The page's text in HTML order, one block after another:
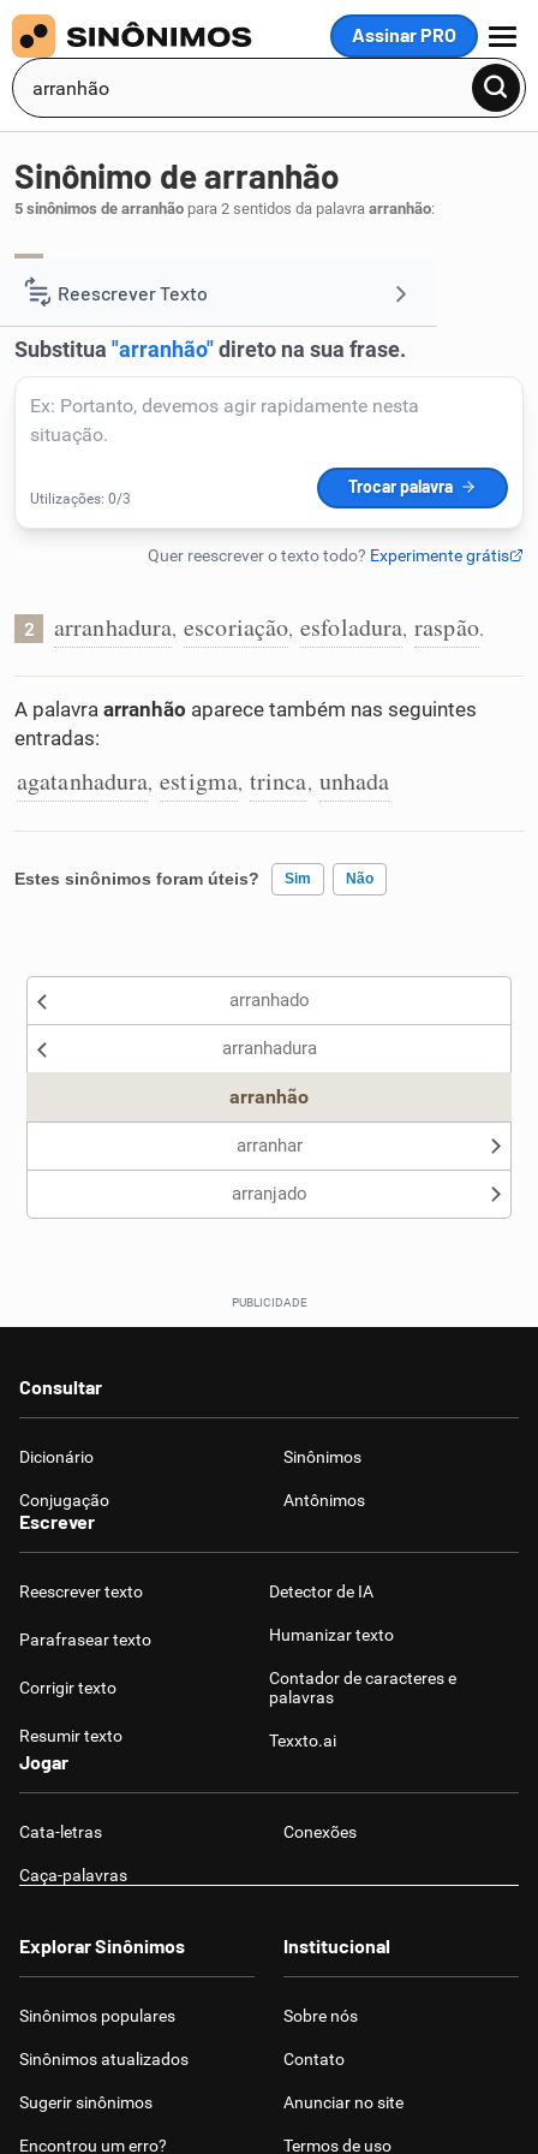
Assinar PRO
MENU
Reescrever Texto
Resumir Texto
Corrigir Texto
Detector de IA
Humanizador de IA
Cata-letras
Caça-palavras
Sinônimo de arranhão
5 sinônimos de arranhão para 2 sentidos da palavra arranhão:
2 arranhadura, escoriação, esfoladura, raspão.
A palavra arranhão aparece também nas seguintes
entradas:
agatanhadura, estigma, trinca, unhada
Estes sinônimos foram úteis? Sim Não
Nenhum dos sinônimos apresentados me ajudou
arranhado
arranhadura
arranhão
arranhar
arranjado
Consultar
Dicionário Sinônimos
Conjugação Antônimos
Escrever
Reescrever texto
Parafrasear texto
Corrigir texto
Resumir texto
Detector de IA
Humanizar texto
Contador de caracteres e
palavras
Texxto.ai
Jogar
Cata-letras Conexões
Caça-palavras
Explorar Sinônimos
Sinônimos populares
Sinônimos atualizados
Sugerir sinônimos
Encontrou um erro?
Institucional
Sobre nós
Contato
Anunciar no site
Termos de uso